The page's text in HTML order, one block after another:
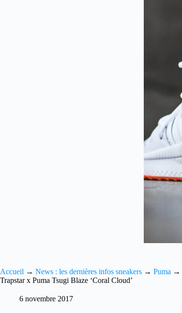
Accueil → News : les dernières infos sneakers → Puma →
Trapstar x Puma Tsugi Blaze ‘Coral Cloud’
6 novembre 2017